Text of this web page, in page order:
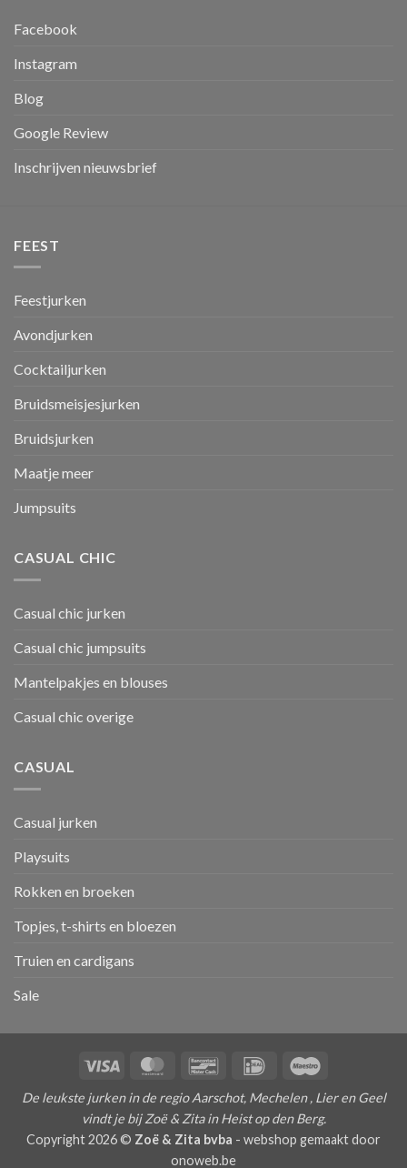
Facebook
Instagram
Blog
Google Review
Inschrijven nieuwsbrief
FEEST
Feestjurken
Avondjurken
Cocktailjurken
Bruidsmeisjesjurken
Bruidsjurken
Maatje meer
Jumpsuits
CASUAL CHIC
Casual chic jurken
Casual chic jumpsuits
Mantelpakjes en blouses
Casual chic overige
CASUAL
Casual jurken
Playsuits
Rokken en broeken
Topjes, t-shirts en bloezen
Truien en cardigans
Sale
Visa MasterCardBancontactIDeal
De leukste jurken in de regio Aarschot, Mechelen , Lier en Geel
vindt je bij Zoë & Zita in Heist op den Berg.
Copyright 2026 © Zoë & Zita bvba - webshop gemaakt door
onoweb.be